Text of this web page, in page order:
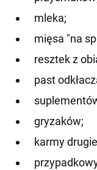
mleka;
mięsa "na
resztek z
past
gryzaków;
karmy